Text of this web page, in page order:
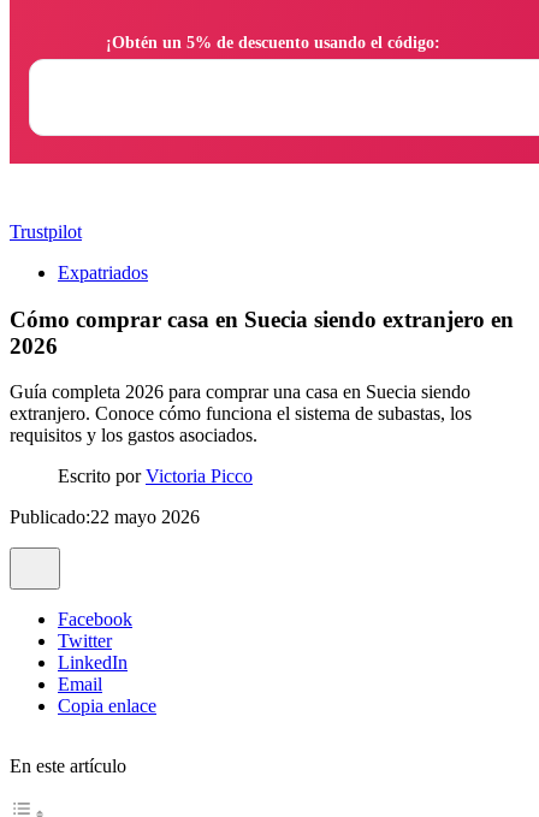
Trustpilot
Expatriados
Cómo comprar casa en Suecia siendo extranjero en
2026
Guía completa 2026 para comprar una casa en Suecia siendo
extranjero. Conoce cómo funciona el sistema de subastas, los
requisitos y los gastos asociados.
Escrito porVictoria Picco
Publicado:22 mayo 2026
Facebook
Twitter
LinkedIn
Email
Copia enlace
En este artículo